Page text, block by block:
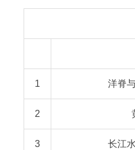
1 洋脊
2
3 长江